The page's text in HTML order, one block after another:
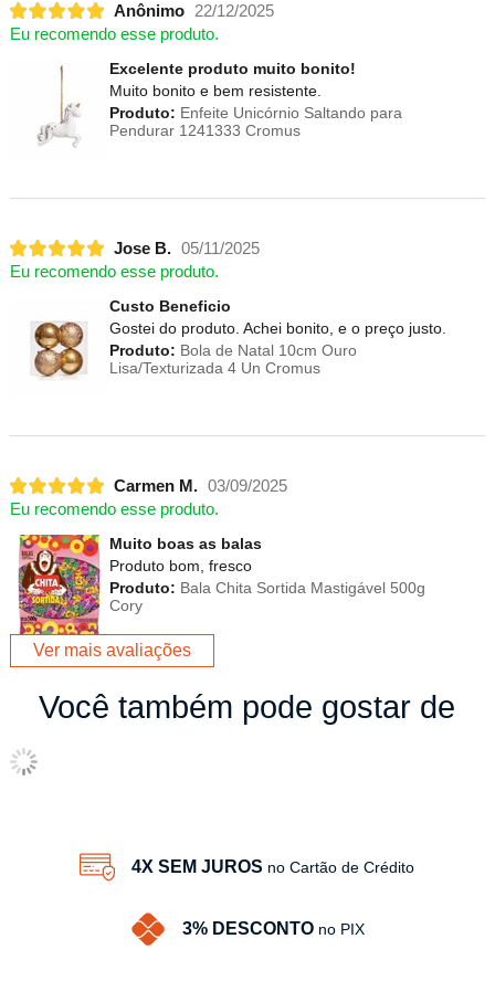
Anônimo
22/12/2025
Eu recomendo esse produto.
Excelente produto muito bonito!
Muito bonito e bem resistente.
Produto: Enfeite Unicórnio Saltando para
Pendurar 1241333 Cromus
Jose B. 05/11/2025
Eu recomendo esse produto.
Custo Beneficio
Gostei do produto. Achei bonito, e o preço justo.
Produto: Bola de Natal 10cm Ouro
Lisa/Texturizada 4 Un Cromus
Carmen M. 03/09/2025
Eu recomendo esse produto.
Muito boas as balas
Produto bom, fresco
Produto: Bala Chita Sortida Mastigável 500g
Cory
Ver mais avaliações
Você também pode gostar de
4X SEM JUROS no Cartão de Crédito
3% DESCONTO no PIX